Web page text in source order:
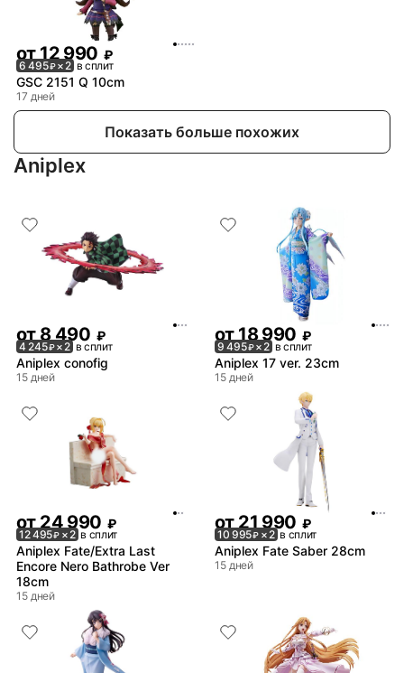
от12 990 ₽
6 495₽× 2 в сплит
GSC 2151 Q 10cm
17 дней
Показать больше похожих
Aniplex
от 8 490 ₽
4 245₽× 2 в сплит
Aniplex conofig
15 дней
от 18 990 ₽
9 495₽× 2 в сплит
Aniplex 17 ver. 23cm
15 дней
от24 990 ₽
12 495₽ × 2 в сплит
Aniplex Fate/Extra Last
Encore Nero Bathrobe Ver
18cm
15 дней
от21 990 ₽
10 995₽ × 2 в сплит
Aniplex Fate Saber 28cm
15 дней